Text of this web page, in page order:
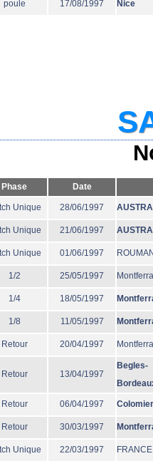
poule 17/08/1997 Nice
Phase Date
Unique 28/06/1997
Unique 21/06/1997
Unique 01/06/1997
1/2 25/05/1997
1/4 18/05/1997
1/8 11/05/1997
Retour 20/04/1997
Retour 13/04/1997
Begles-
Retour 06/04/1997
Retour 30/03/1997
Unique 22/03/1997 FRANCE